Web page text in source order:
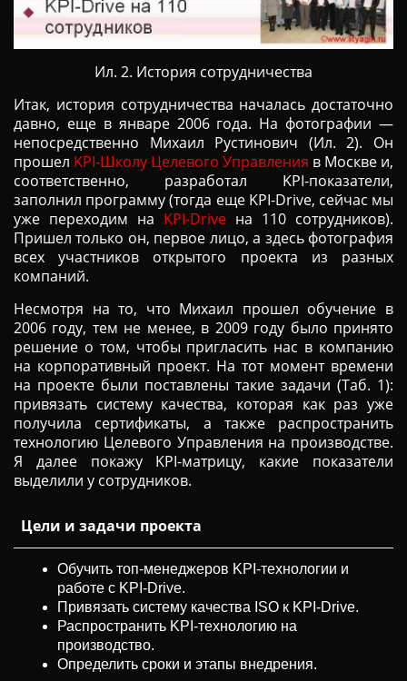
Ил. 2. История сотрудничества
Итак, история сотрудничества началась достаточно
давно, еще в январе 2006 года. На фотографии —
непосредственно Михаил Рустинович (Ил. 2). Он
прошел KPI-Школу Целевого Управления в Москве и,
соответственно, разработал KPI-показатели,
заполнил программу (тогда еще KPI-Drive, сейчас мы
уже переходим на KPI-Drive на 110 сотрудников).
Пришел только он, первое лицо, а здесь фотография
всех участников открытого проекта из разных
компаний.
Несмотря на то, что Михаил прошел обучение в
2006 году, тем не менее, в 2009 году было принято
решение о том, чтобы пригласить нас в компанию
на корпоративный проект. На тот момент времени
на проекте были поставлены такие задачи (Таб. 1):
привязать систему качества, которая как раз уже
получила сертификаты, а также распространить
технологию Целевого Управления на производстве.
Я далее покажу KPI-матрицу, какие показатели
выделили у сотрудников.
Цели и задачи проекта
Обучить топ-менеджеров KPI-технологии и
работе с KPI-Drive.
Привязать систему качества ISO к KPI-Drive.
Распространить KPI-технологию на
производство.
Определить сроки и этапы внедрения.